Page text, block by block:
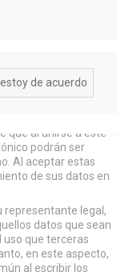
que al unirse a este
podrán ser
Al aceptar estas
de sus datos en
representante legal,
datos que sean
uso que terceras
en este aspecto,
al escribir los